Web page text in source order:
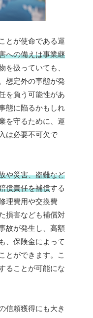
とが使命である運
への備えは事業継
を扱っていても、
想定外の事態が発
を負う可能性があ
態に陥るかもしれ
を守るために、運
は必要不可欠で
や災害、盗難など
償責任を補償する
理費用や交換費
損害なども補償対
故が発生し、高額
、保険金によって
ことができます。こ
ることが可能にな
信頼獲得にも大き